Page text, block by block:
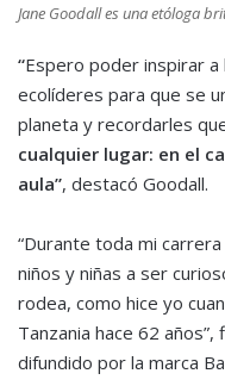
Jane Goodall es una etóloga
“Espero poder inspirar
ecolíderes para que se
planeta y recordarles
cualquier lugar: en el
aula”, destacó Goodall.
“Durante toda mi
niños y niñas a ser
rodea, como hice yo
Tanzania hace 62
difundido por la marca